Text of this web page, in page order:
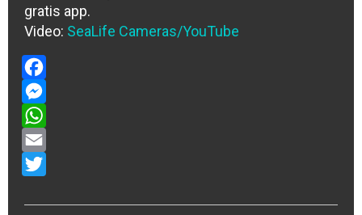
gratis app.
Video: SeaLife Cameras/YouTube
Facebook
Messenger
WhatsApp
Email